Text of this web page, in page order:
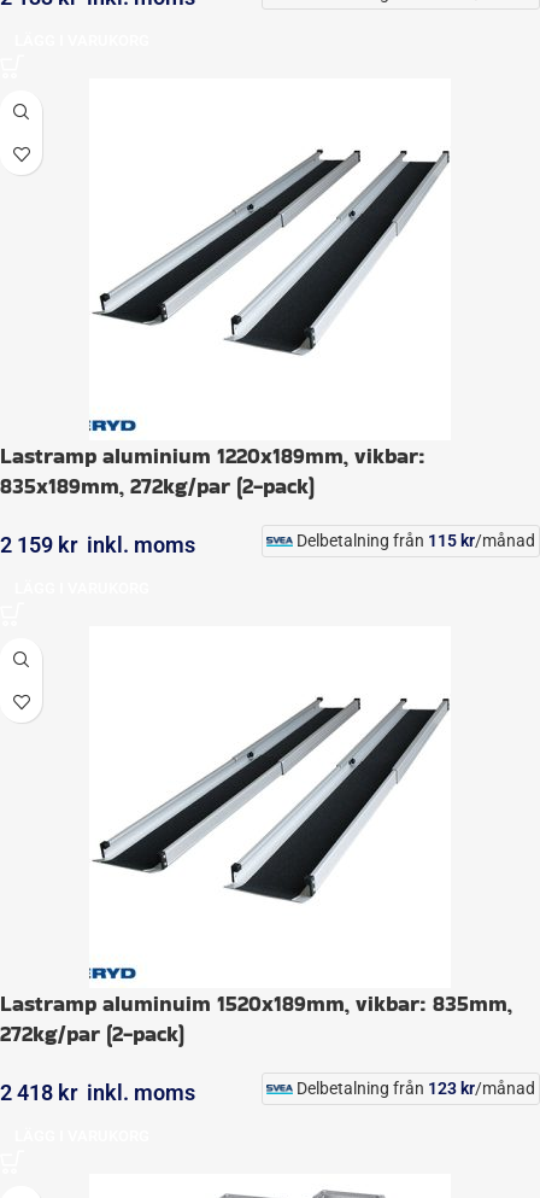
Lastramp aluminium 1220x189mm, vikbar:
835x189mm, 272kg/par (2-pack)
2 159 kr inkl. moms Delbetalning från 115 kr/månad
Lastramp aluminuim 1520x189mm, vikbar: 835mm,
272kg/par (2-pack)
2 418 kr inkl. moms Delbetalning från 123 kr/månad